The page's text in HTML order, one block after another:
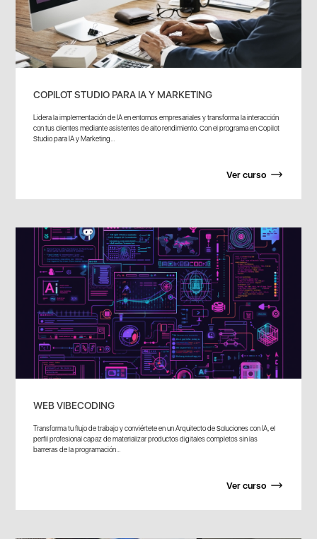
COPILOT STUDIO PARA IA Y MARKETING
Lidera la implementación de IA en entornos empresariales y transforma la interacción
con tus clientes mediante asistentes de alto rendimiento. Con el programa en Copilot
Studio para IA y Marketing...
Ver curso
WEB VIBECODING
Transforma tu flujo de trabajo y conviértete en un Arquitecto de Soluciones con IA, el
perfil profesional capaz de materializar productos digitales completos sin las
barreras de la programación...
Ver curso